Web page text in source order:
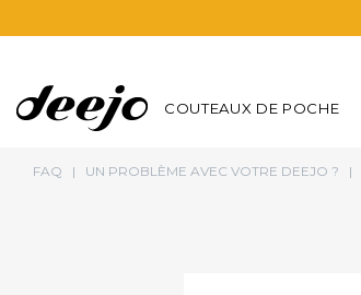
COUTEAUX DE POCHE
FAQ UN PROBLÈME AVEC VOTRE DEEJO ?